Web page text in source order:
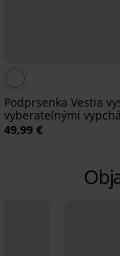
Podprsenka Vestia
vyberateľnými
49,99 €